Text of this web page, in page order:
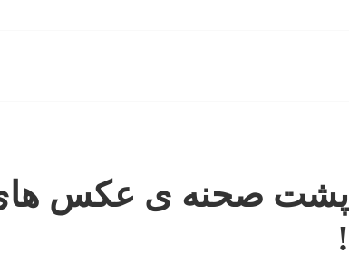
پشت صحنه ی عکس های
!